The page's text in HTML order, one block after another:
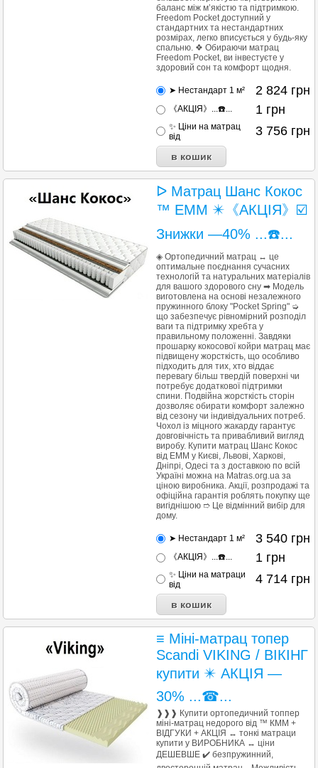
баланс між м’якістю та підтримкою.
Freedom Pocket доступний у
стандартних та нестандартних
розмірах, легко вписується у будь-яку
спальню. ❖ Обираючи матрац
Freedom Pocket, ви інвестуєте у
здоровий сон та комфорт щодня.
➤ Нестандарт 1 м² 2 824 грн
《АКЦІЯ》...☎️... 1 грн
✨ Ціни на матрац
від
3 756 грн
ᐅ Матрац Шанс Кокос
™ EMM ✴️《АКЦІЯ》☑️
Знижки —40% ...☎️...
◈ Ортопедичний матрац ↔ це
оптимальне поєднання сучасних
технологій та натуральних матеріалів
для вашого здорового сну ➡ Модель
виготовлена на основі незалежного
пружинного блоку "Pocket Spring" ➭
що забезпечує рівномірний розподіл
ваги та підтримку хребта у
правильному положенні. Завдяки
прошарку кокосової койри матрац має
підвищену жорсткість, що особливо
підходить для тих, хто віддає
перевагу більш твердій поверхні чи
потребує додаткової підтримки
спини. Подвійна жорсткість сторін
дозволяє обирати комфорт залежно
від сезону чи індивідуальних потреб.
Чохол із міцного жакарду гарантує
довговічність та привабливий вигляд
виробу. Купити матрац Шанс Кокос
від ЕММ у Києві, Львові, Харкові,
Дніпрі, Одесі та з доставкою по всій
Україні можна на Matras.org.ua за
ціною виробника. Акції, розпродажі та
офіційна гарантія роблять покупку ще
вигіднішою ➱ Це відмінний вибір для
дому.
➤ Нестандарт 1 м² 3 540 грн
《АКЦІЯ》...☎️... 1 грн
✨ Ціни на матраци
від
4 714 грн
≡ Міні-матрац топер
Scandi VIKING / ВІКІНГ
купити ✴️ АКЦІЯ —
30% ...☎...
❱❱❱ Купити ортопедичний топпер
міні-матрац недорого від ™ КММ +
ВІДГУКИ + АКЦІЯ ↔ тонкі матраци
купити у ВИРОБНИКА ↔ ціни
ДЕШЕВШЕ ✔️ безпружинний,